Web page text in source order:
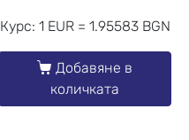
Курс: 1 EUR = 1.95583 BGN
Добавяне в
количката